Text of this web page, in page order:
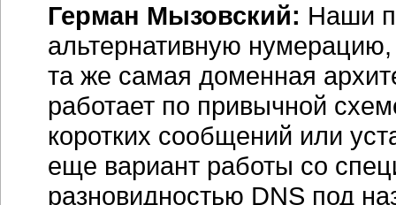
Герман Мызовский: Наши
альтернативную
та же самая доменная
работает по привычной
коротких сообщений или
еще вариант работы со
разновидностью DNS под